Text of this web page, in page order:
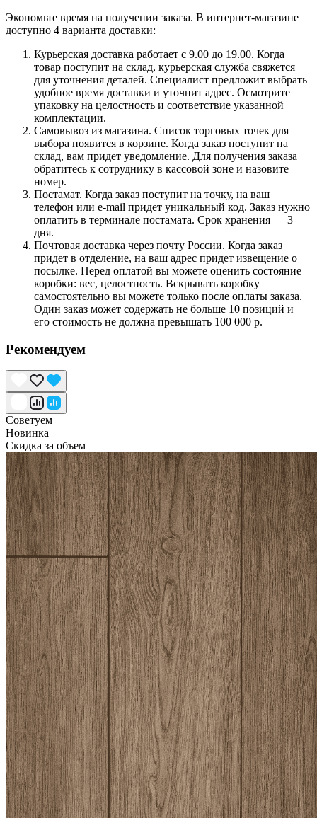
Экономьте время на получении заказа. В интернет-магазине
доступно 4 варианта доставки:
Курьерская доставка работает с 9.00 до 19.00. Когда
товар поступит на склад, курьерская служба свяжется
для уточнения деталей. Специалист предложит выбрать
удобное время доставки и уточнит адрес. Осмотрите
упаковку на целостность и соответствие указанной
комплектации.
Самовывоз из магазина. Список торговых точек для
выбора появится в корзине. Когда заказ поступит на
склад, вам придет уведомление. Для получения заказа
обратитесь к сотруднику в кассовой зоне и назовите
номер.
Постамат. Когда заказ поступит на точку, на ваш
телефон или e-mail придет уникальный код. Заказ нужно
оплатить в терминале постамата. Срок хранения — 3
дня.
Почтовая доставка через почту России. Когда заказ
придет в отделение, на ваш адрес придет извещение о
посылке. Перед оплатой вы можете оценить состояние
коробки: вес, целостность. Вскрывать коробку
самостоятельно вы можете только после оплаты заказа.
Один заказ может содержать не больше 10 позиций и
его стоимость не должна превышать 100 000 р.
Рекомендуем
Советуем
Новинка
Скидка за объем